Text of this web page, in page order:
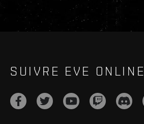
SUIVRE EVE ONLINE